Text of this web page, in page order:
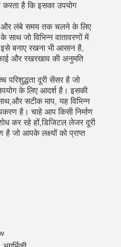
है कि इसका उपयोग
और लंबे समय तक चलने के लिए
साथ जो विभिन्न वातावरणों में
बनाए रखना भी आसान है,
और रखरखाव की अनुमति
परिशुद्धता दूरी सेंसर है जो
के लिए आदर्श है। इसकी
सटीक माप, यह विभिन्न
है। चाहे आप किसी निर्माण
कर रहे हों,डिजिटल लेजर दूरी
जो आपके लक्ष्यों को प्राप्त